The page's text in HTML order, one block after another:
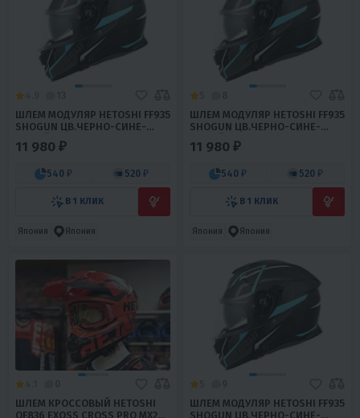
ШЛЕМ МОДУЛЯР HETOSHI FF935
SHOGUN ЦВ.ЧЕРНО-СИНЕ-
БЕЛЫЙ Р.S
11 980 ₽
540 ₽ 520 ₽
В 1 КЛИК
Япония Япония
ШЛЕМ МОДУЛЯР HETOSHI FF935
SHOGUN ЦВ.ЧЕРНО-СИНЕ-
БЕЛЫЙ Р.L
11 980 ₽
540 ₽ 520 ₽
В 1 КЛИК
Япония Япония
ШЛЕМ КРОССОВЫЙ HETOSHI
OF836 EXOSS CROSS PRO MX289
ШЛЕМ МОДУЛЯР HETOSHI FF935
SHOGUN ЦВ.ЧЕРНО-СИНЕ-